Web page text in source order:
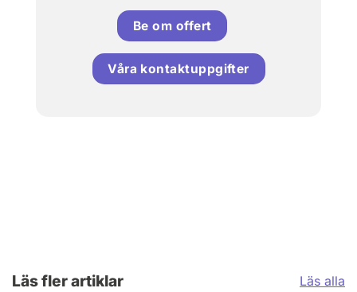
Be om offert
Våra kontaktuppgifter
Läs fler artiklar Läs alla